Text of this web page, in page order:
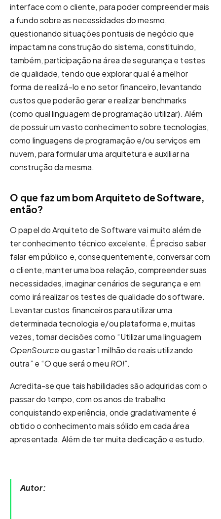
interface com o cliente, para poder compreender mais
a fundo sobre as necessidades do mesmo,
questionando situações pontuais de negócio que
impactam na construção do sistema, constituindo,
também, participação na área de segurança e testes
de qualidade, tendo que explorar qual é a melhor
forma de realizá-lo e no setor financeiro, levantando
custos que poderão gerar e realizar benchmarks
(como qual linguagem de programação utilizar). Além
de possuir um vasto conhecimento sobre tecnologias,
como linguagens de programação e/ou serviços em
nuvem, para formular uma arquitetura e auxiliar na
construção da mesma.
O que faz um bomArquiteto de Software,
então?
O papel do Arquiteto de Software vai muito além de
ter conhecimento técnico excelente. É preciso saber
falar em público e, consequentemente, conversar com
o cliente, manter uma boa relação, compreender suas
necessidades, imaginar cenários de segurança e em
como irá realizar os testes de qualidade do software.
Levantar custos financeiros para utilizar uma
determinada tecnologia e/ou plataforma e, muitas
vezes, tomar decisões como “Utilizar uma linguagem
OpenSourceou gastar 1 milhão de reais utilizando
outra” e “O que será o meu ROI”.
Acredita-se que tais habilidades são adquiridas com o
passar do tempo, com os anos de trabalho
conquistando experiência, onde gradativamente é
obtido o conhecimento mais sólido em cada área
apresentada. Além de ter muita dedicação e estudo.
Autor: